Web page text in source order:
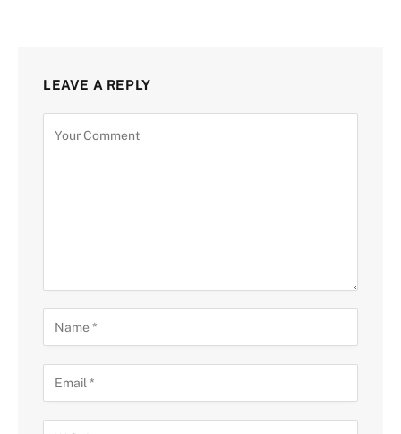
LEAVE A REPLY